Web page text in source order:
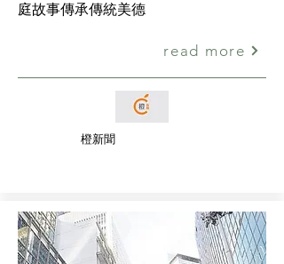
庭故事傳承傳統美德
read more
橙新聞